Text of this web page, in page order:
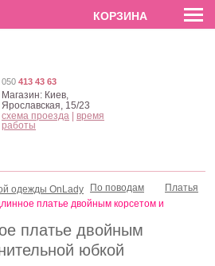
EN РУС
платье двойным
юбкой
По поводам
Платья
платье двойным корсетом и
050 413 43 63
Магазин: Киев,
Ярославская, 15/23
схема проезда
время
работы
КОРЗИНА